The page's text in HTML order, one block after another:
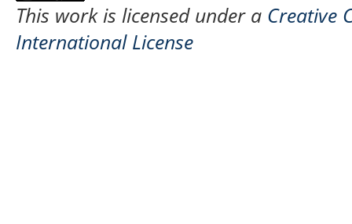
This work is licensed under a Creative
International License